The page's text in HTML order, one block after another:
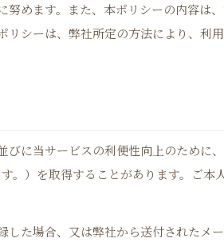
めます。また、本ポリシーの内容は
シーは、弊社所定の方法により、利
に当サービスの利便性向上のために
）を取得することがあります。ご
た場合、又は弊社から送付されたメ